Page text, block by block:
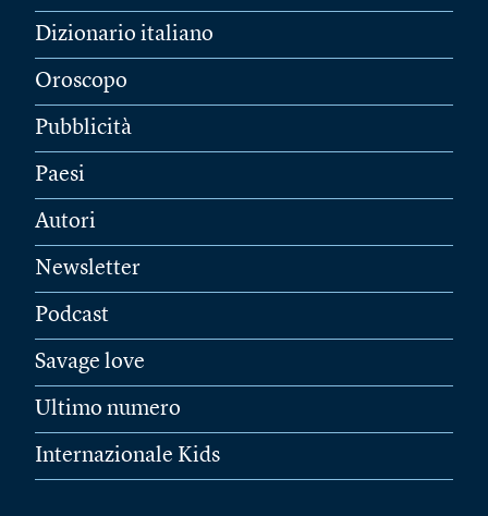
Dizionario italiano
Oroscopo
Pubblicità
Paesi
Autori
Newsletter
Podcast
Savage love
Ultimo numero
Internazionale Kids